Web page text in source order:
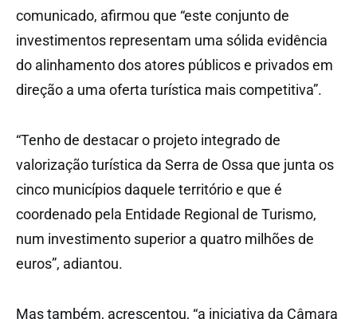
comunicado, afirmou que “este conjunto de
investimentos representam uma sólida evidência
do alinhamento dos atores públicos e privados em
direção a uma oferta turística mais competitiva”.
“Tenho de destacar o projeto integrado de
valorização turística da Serra de Ossa que junta os
cinco municípios daquele território e que é
coordenado pela Entidade Regional de Turismo,
num investimento superior a quatro milhões de
euros”, adiantou.
Mas também, acrescentou, “a iniciativa da Câmara